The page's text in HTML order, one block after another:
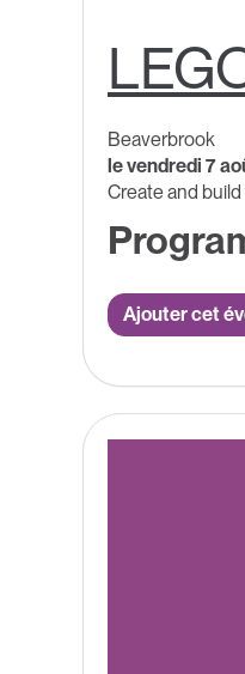
Beaverbrook
le vendredi 7
Create and
Ajouter cet